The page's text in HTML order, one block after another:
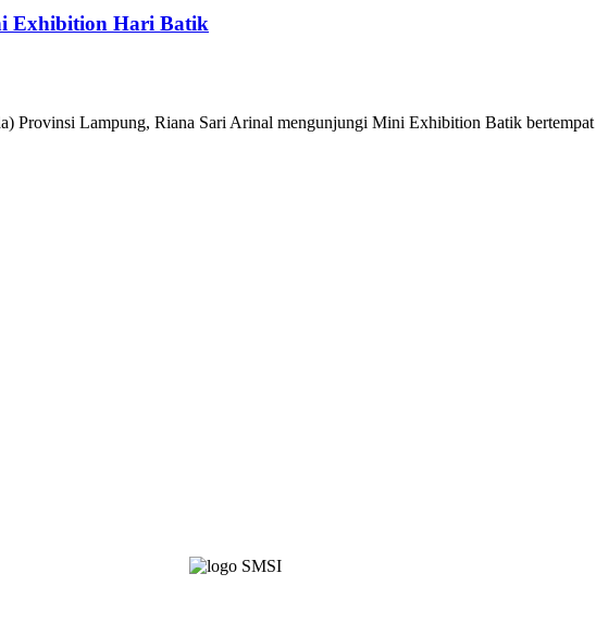
Exhibition Hari Batik
Provinsi Lampung, Riana Sari Arinal mengunjungi Mini Exhibition Batik